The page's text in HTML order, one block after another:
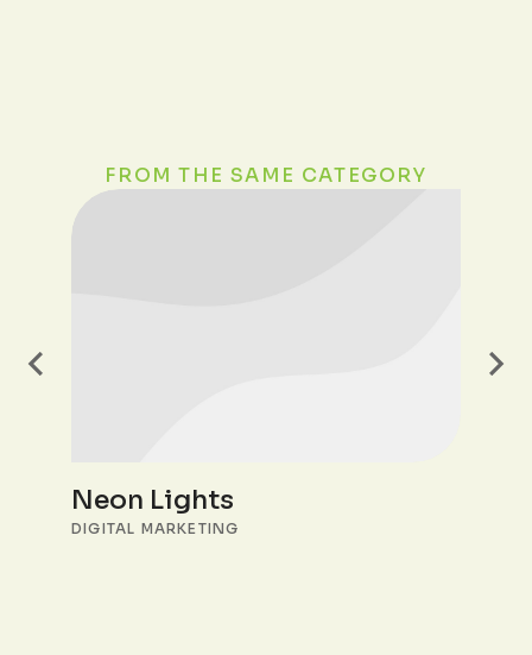
FROM THE SAME CATEGORY
Neon Lights
DIGITAL MARKETING